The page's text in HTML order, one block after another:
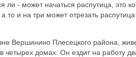
- может начаться распутица, это
и на три может отрезать
Вершинино Плесецкого района,
четырех домах. Он ездит на работу